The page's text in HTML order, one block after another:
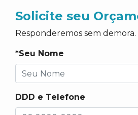
Solicite seu
Responderemos sem demora.
*Seu Nome
DDD e Telefone